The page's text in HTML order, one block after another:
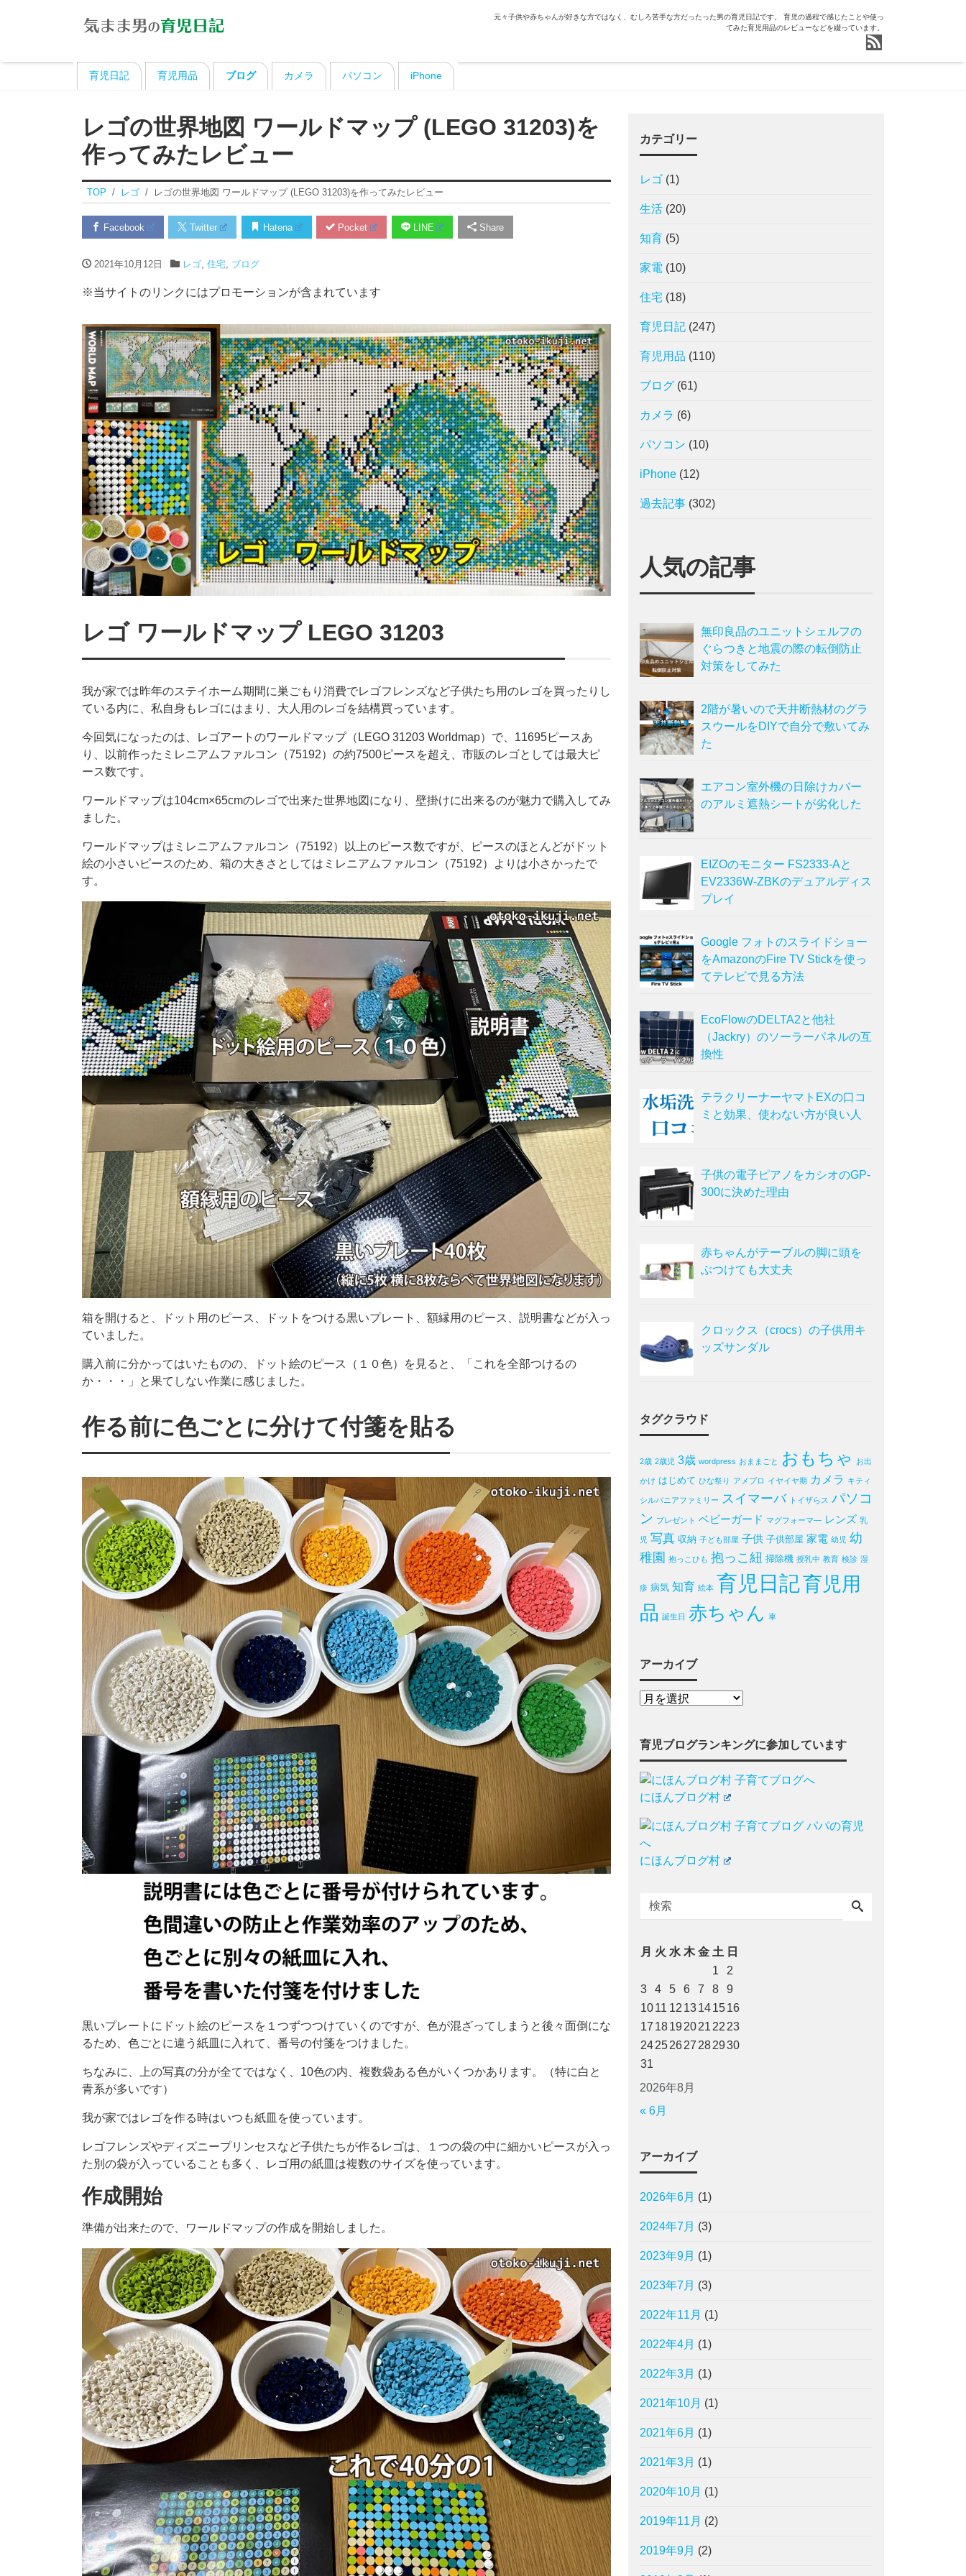
元々子供や赤ちゃんが好きな方ではなく、むしろ苦手な方だったった男の育児日記です。 育児の過程で感じたことや使っ
てみた育児用品のレビューなどを綴っています。
育児日記 育児用品 ブログ カメラ パソコン iPhone
レゴの世界地図 ワールドマップ (LEGO 31203)を
作ってみたレビュー
TOP レゴ レゴの世界地図 ワールドマップ (LEGO 31203)を作ってみたレビュー
Facebook Twitter Hatena Pocket LINE Share
2021年10月12日 レゴ, 住宅, ブログ
※当サイトのリンクにはプロモーションが含まれています
レゴ ワールドマップ LEGO 31203
我が家では昨年のステイホーム期間に巣ごもり消費でレゴフレンズなど子供たち用のレゴを買ったりし
ている内に、私自身もレゴにはまり、大人用のレゴを結構買っています。
今回気になったのは、レゴアートのワールドマップ（LEGO 31203 Worldmap）で、11695ピースあ
り、以前作ったミレニアムファルコン（75192）の約7500ピースを超え、市販のレゴとしては最大ピ
ース数です。
ワールドマップは104cm×65cmのレゴで出来た世界地図になり、壁掛けに出来るのが魅力で購入してみ
ました。
ワールドマップはミレニアムファルコン（75192）以上のピース数ですが、ピースのほとんどがドット
絵の小さいピースのため、箱の大きさとしてはミレニアムファルコン（75192）よりは小さかったで
す。
箱を開けると、ドット用のピース、ドットをつける黒いプレート、額縁用のピース、説明書などが入っ
ていました。
購入前に分かってはいたものの、ドット絵のピース（１０色）を見ると、「これを全部つけるの
か・・・」と果てしない作業に感じました。
作る前に色ごとに分けて付箋を貼る
黒いプレートにドット絵のピースを１つずつつけていくのですが、色が混ざってしまうと後々面倒にな
るため、色ごとに違う紙皿に入れて、番号の付箋をつけました。
ちなみに、上の写真の分が全てではなく、10色の内、複数袋ある色がいくつかあります。（特に白と
青系が多いです）
我が家ではレゴを作る時はいつも紙皿を使っています。
レゴフレンズやディズニープリンセスなど子供たちが作るレゴは、１つの袋の中に細かいピースが入っ
た別の袋が入っていることも多く、レゴ用の紙皿は複数のサイズを使っています。
作成開始
準備が出来たので、ワールドマップの作成を開始しました。
カテゴリー
レゴ (1)
生活 (20)
知育 (5)
家電 (10)
住宅 (18)
育児日記 (247)
育児用品 (110)
ブログ (61)
カメラ (6)
パソコン (10)
iPhone (12)
過去記事 (302)
人気の記事
無印良品のユニットシェルフの
ぐらつきと地震の際の転倒防止
対策をしてみた
2階が暑いので天井断熱材のグラ
スウールをDIYで自分で敷いてみ
た
エアコン室外機の日除けカバー
のアルミ遮熱シートが劣化した
EIZOのモニター FS2333-Aと
EV2336W-ZBKのデュアルディス
プレイ
Google フォトのスライドショー
をAmazonのFire TV Stickを使っ
てテレビで見る方法
EcoFlowのDELTA2と他社
（Jackry）のソーラーパネルの互
換性
テラクリーナーヤマトEXの口コ
ミと効果、使わない方が良い人
子供の電子ピアノをカシオのGP-
300に決めた理由
赤ちゃんがテーブルの脚に頭を
ぶつけても大丈夫
クロックス（crocs）の子供用キ
ッズサンダル
タグクラウド
2歳 2歳児 3歳 wordpress おままごと おもちゃ お出
かけ はじめて ひな祭り アメブロ イヤイヤ期 カメラ キティ
シルバニアファミリー スイマーバ トイザらス パソコ
ン プレゼント ベビーガード マグフォーマ― レンズ 乳
児 写真 収納 子ども部屋 子供 子供部屋 家電 幼児 幼
稚園 抱っこひも 抱っこ紐 掃除機 授乳中 教育 検診 湿
疹 病気 知育 絵本 育児日記育児用
品 誕生日 赤ちゃん 車
アーカイブ
育児ブログランキングに参加しています
にほんブログ村
にほんブログ村
2026年8月
月 火 水 木 金 土 日
1
2
3
4 5 6 7 8
9
1011 12 13141516
17 18192021 22 23
24252627 282930
31
« 6月
アーカイブ
2026年6月 (1)
2024年7月 (3)
2023年9月 (1)
2023年7月 (3)
2022年11月 (1)
2022年4月 (1)
2022年3月 (1)
2021年10月 (1)
2021年6月 (1)
2021年3月 (1)
2020年10月 (1)
2019年11月 (2)
2019年9月 (2)